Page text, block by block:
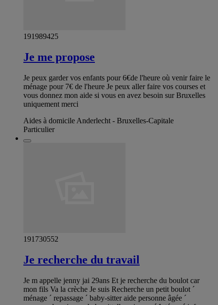
191989425
Je me propose
Je peux garder vos enfants pour 6€de l'heure où venir faire le
ménage pour 7€ de l'heure Je peux aller faire vos courses et
vous donnez mon aide si vous en avez besoin sur Bruxelles
uniquement merci
Aides à domicile Anderlecht - Bruxelles-Capitale
Particulier
191730552
Je recherche du travail
Je m appelle jenny jai 29ans Et je recherche du boulot car
mon fils Va la crèche Je suis Recherche un petit boulot ´
ménage ´ repassage ´ baby-sitter aide personne âgée ´